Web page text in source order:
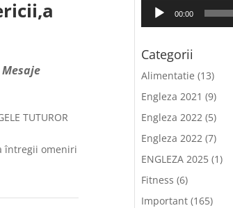
Mesaje
TUTUROR
întregii omeniri
00:00
Categorii
Alimentatie (13)
Engleza 2021 (9)
Engleza 2022 (5)
Engleza 2022 (7)
ENGLEZA 2025(1)
Fitness (6)
Important(165)